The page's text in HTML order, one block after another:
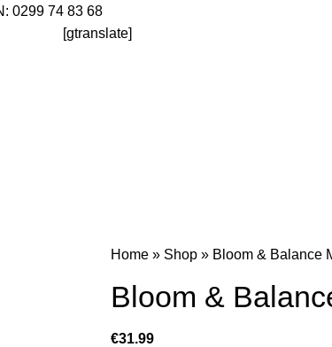
0299 74 83 68
[gtranslate]
Home » Shop » Bloom & Balance
Bloom &
€31.99